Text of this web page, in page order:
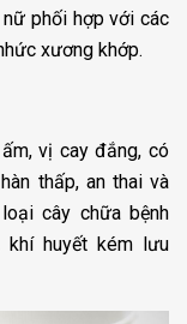
phối hợp với các
xương khớp.
vị cay đắng, có
thấp, an thai và
cây chữa bệnh
khí huyết kém lưu